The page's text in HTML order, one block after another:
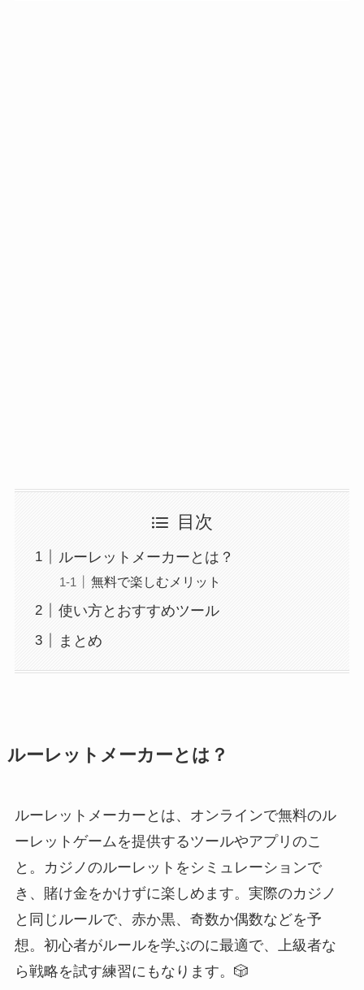
目次
ルーレットメーカーとは？
無料で楽しむメリット
使い方とおすすめツール
まとめ
ルーレットメーカーとは？
ルーレットメーカーとは、オンラインで無料のル
ーレットゲームを提供するツールやアプリのこ
と。カジノのルーレットをシミュレーションで
き、賭け金をかけずに楽しめます。実際のカジノ
と同じルールで、赤か黒、奇数か偶数などを予
想。初心者がルールを学ぶのに最適で、上級者な
ら戦略を試す練習にもなります。🎲